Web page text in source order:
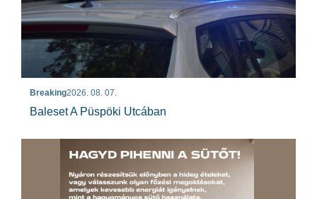
Breaking2026. 08. 07.
Baleset A Püspöki Utcában